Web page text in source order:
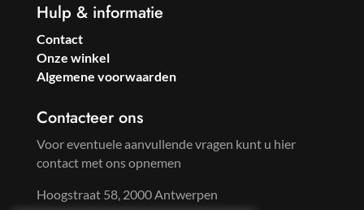
Hulp & informatie
Contact
Onze winkel
Algemene voorwaarden
Contacteer ons
Voor eventuele aanvullende vragen kunt u hier
contact met ons opnemen
Hoogstraat 58, 2000 Antwerpen